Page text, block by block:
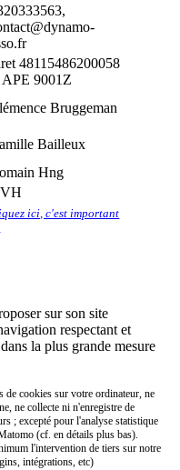
48115486200058
APE 9001Z
Bruggeman
Bailleux
Hng
ici, c'est important
sur son site
respectant et
la plus grande mesure
de cookies sur votre ordinateur, ne
ne collecte ni n'enregistre de
; excepté pour l'analyse statistique
(cf. en détails plus bas).
l'intervention de tiers sur notre
intégrations, etc)